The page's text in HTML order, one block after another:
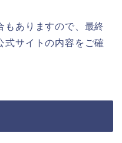
もありますので、最終
式サイトの内容をご確